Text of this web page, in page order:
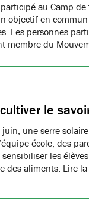
au Camp de
objectif en
Les personnes
membre du
le
une serre
école, des
les
des aliments. Lire